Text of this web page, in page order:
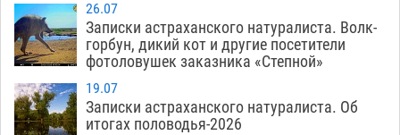
26.07
Записки астраханского натуралиста. Волк-
горбун, дикий кот и другие посетители
фотоловушек заказника «Степной»
19.07
Записки астраханского натуралиста. Об
итогах половодья-2026